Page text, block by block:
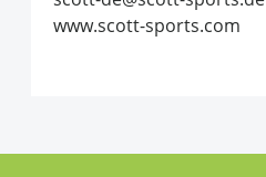
www.scott-sports.com